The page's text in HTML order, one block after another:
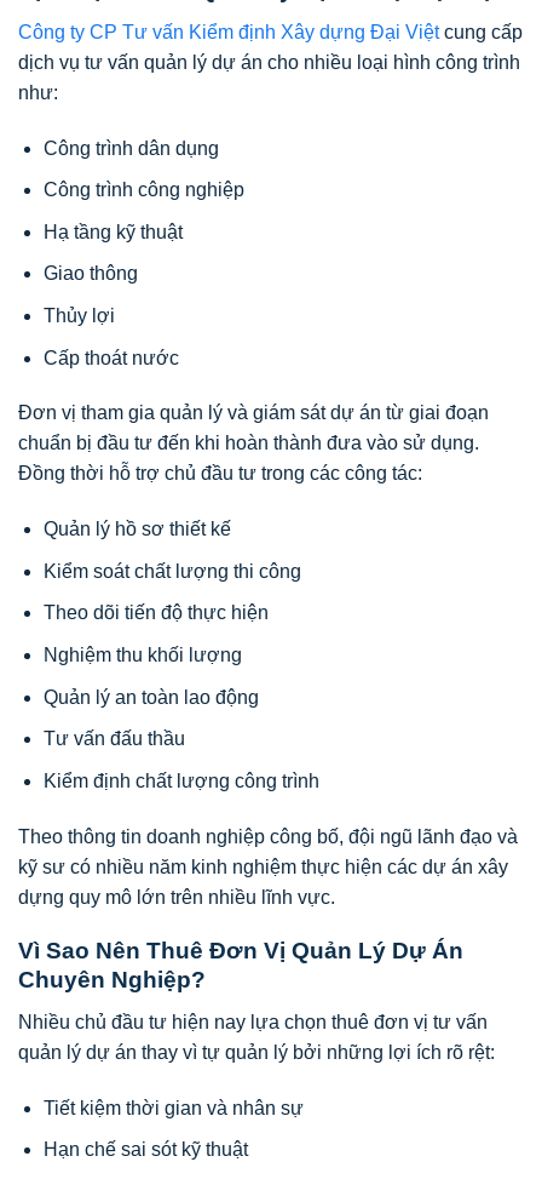
Công ty CP Tư vấn Kiểm định Xây dựng Đại Việtcung cấp
dịch vụ tư vấn quản lý dự án cho nhiều loại hình công trình
như:
Công trình dân dụng
Công trình công nghiệp
Hạ tầng kỹ thuật
Giao thông
Thủy lợi
Cấp thoát nước
Đơn vị tham gia quản lý và giám sát dự án từ giai đoạn
chuẩn bị đầu tư đến khi hoàn thành đưa vào sử dụng.
Đồng thời hỗ trợ chủ đầu tư trong các công tác:
Quản lý hồ sơ thiết kế
Kiểm soát chất lượng thi công
Theo dõi tiến độ thực hiện
Nghiệm thu khối lượng
Quản lý an toàn lao động
Tư vấn đấu thầu
Kiểm định chất lượng công trình
Theo thông tin doanh nghiệp công bố, đội ngũ lãnh đạo và
kỹ sư có nhiều năm kinh nghiệm thực hiện các dự án xây
dựng quy mô lớn trên nhiều lĩnh vực.
Vì Sao Nên Thuê Đơn Vị Quản Lý Dự Án
Chuyên Nghiệp?
Nhiều chủ đầu tư hiện nay lựa chọn thuê đơn vị tư vấn
quản lý dự án thay vì tự quản lý bởi những lợi ích rõ rệt:
Tiết kiệm thời gian và nhân sự
Hạn chế sai sót kỹ thuật